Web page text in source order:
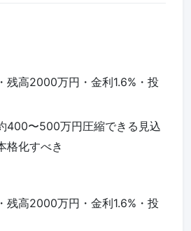
残高2000万円・金利1.6%・投
400〜500万円圧縮できる見込
格化すべき
残高2000万円・金利1.6%・投